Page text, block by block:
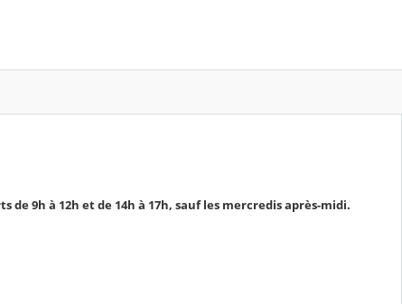
de 9h à 12h et de 14h à 17h, sauf les mercredis après-midi.